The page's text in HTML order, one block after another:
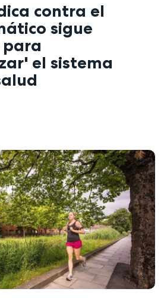
contra el
sigue
el sistema